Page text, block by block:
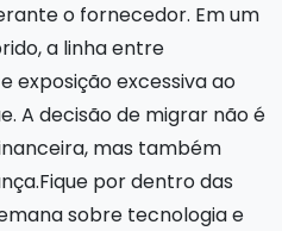
o fornecedor. Em um
a linha entre
exposição excessiva ao
A decisão de migrar não é
mas também
por dentro das
sobre tecnologia e